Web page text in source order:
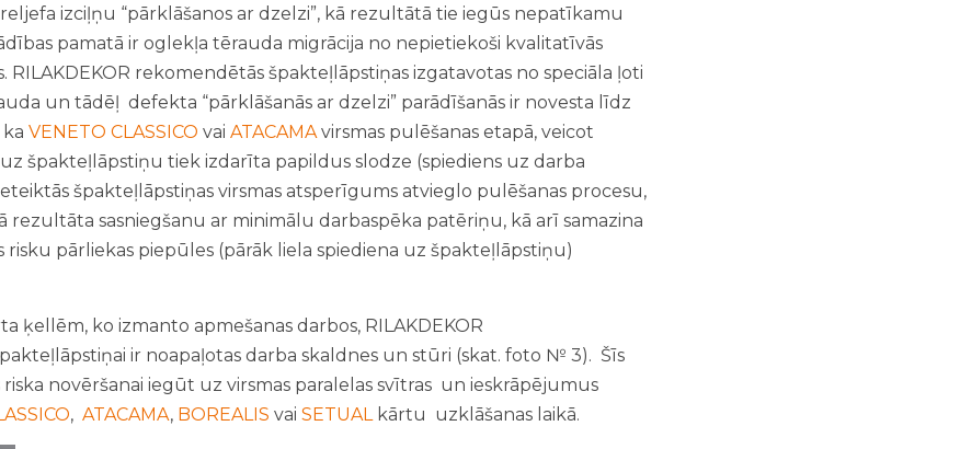
izciļņu “pārklāšanos ar dzelzi”, kā rezultātā tie iegūs nepatīkamu
pamatā ir oglekļa tērauda migrācija no nepietiekoši kvalitatīvās
RILAKDEKOR rekomendētās špakteļlāpstiņas izgatavotas no speciāla ļoti
un tādēļ defekta “pārklāšanās ar dzelzi” parādīšanās ir novesta līdz
VENETO CLASSICO vai ATACAMAvirsmas pulēšanas etapā, veicot
špakteļlāpstiņu tiek izdarīta papildus slodze (spiediens uz darba
špakteļlāpstiņas virsmas atsperīgums atvieglo pulēšanas procesu,
rezultāta sasniegšanu ar minimālu darbaspēka patēriņu, kā arī samazina
risku pārliekas piepūles (pārāk liela spiediena uz špakteļlāpstiņu)
ķellēm, ko izmanto apmešanas darbos, RILAKDEKOR
ir noapaļotas darba skaldnes un stūri (skat. foto № 3). Šīs
novēršanai iegūt uz virsmas paralelas svītras un ieskrāpējumus
, ATACAMA, BOREALIS vai SETUAL kārtu uzklāšanas laikā.